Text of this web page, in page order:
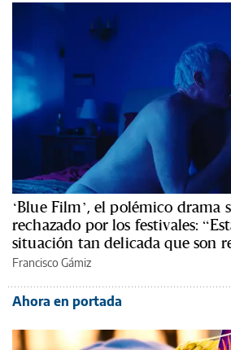
‘Blue Film’, el polémico drama
rechazado por los festivales:
situación tan delicada que son
Francisco Gámiz
Ahora en portada